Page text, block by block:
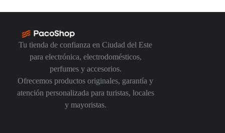
Tu tienda de confianza en Ciudad del Este
para electrónica, electrodomésticos,
perfumes y accesorios.
Ofrecemos productos originales, garantía y
atención personalizada para turistas, locales
y mayoristas.